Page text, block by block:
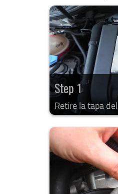
Step 1
Retire la tapa